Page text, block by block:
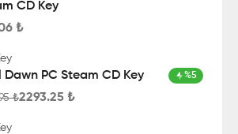
CD Key
₺
Dawn PC Steam CD Key %5
₺2293.25 ₺